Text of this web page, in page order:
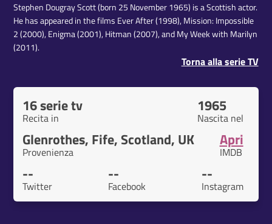
Stephen Dougray Scott (born 25 November 1965) is a Scottish actor.
He has appeared in the films Ever After (1998), Mission: Impossible
2 (2000), Enigma (2001), Hitman (2007), and My Week with Marilyn
(2011).
Torna alla serie TV
16 serie tv
Recita in
1965
Nascita nel
Glenrothes, Fife, Scotland, UK
Provenienza
Apri
IMDB
--
Twitter
--
Facebook
--
Instagram